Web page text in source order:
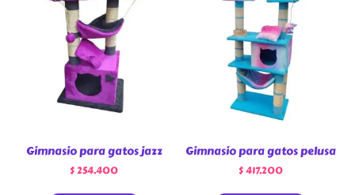
Gimnasio para gatos jazz
$254.400
Gimnasio para gatos pelusa
$417.200